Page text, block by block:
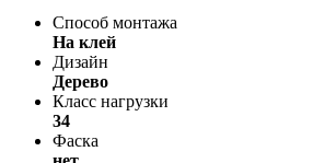
Способ монтажа
На клей
Дизайн
Дерево
Класс нагрузки
34
Фаска